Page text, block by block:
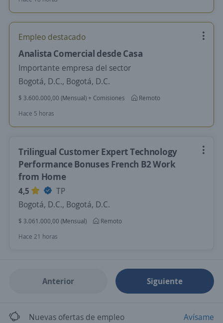
Empleo destacado
Analista Comercial desde Casa
Importante empresa del sector
Bogotá, D.C., Bogotá, D.C.
$ 3.600.000,00 (Mensual) + Comisiones
Remoto
Hace 5 horas
Trilingual Customer Expert Technology
Performance Bonuses French B2 Work
from Home
4,5
TP
Bogotá, D.C., Bogotá, D.C.
$ 3.061.000,00 (Mensual)
Remoto
Hace 21 horas
Anterior Siguiente
Nuevas ofertas de empleo Avísame